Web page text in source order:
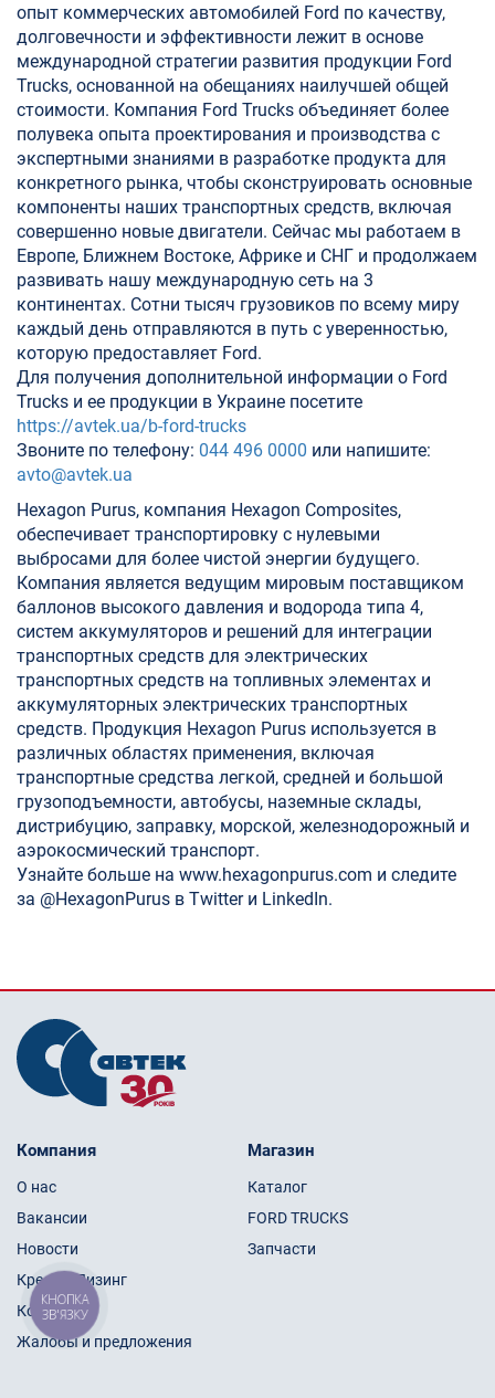
опыт коммерческих автомобилей Ford по качеству,
долговечности и эффективности лежит в основе
международной стратегии развития продукции Ford
Trucks, основанной на обещаниях наилучшей общей
стоимости. Компания Ford Trucks объединяет более
полувека опыта проектирования и производства с
экспертными знаниями в разработке продукта для
конкретного рынка, чтобы сконструировать основные
компоненты наших транспортных средств, включая
совершенно новые двигатели. Сейчас мы работаем в
Европе, Ближнем Востоке, Африке и СНГ и продолжаем
развивать нашу международную сеть на 3
континентах. Сотни тысяч грузовиков по всему миру
каждый день отправляются в путь с уверенностью,
которую предоставляет Ford.
Для получения дополнительной информации о Ford
Trucks и ее продукции в Украине посетите
https://avtek.ua/b-ford-trucks
Звоните по телефону: 044 496 0000 или напишите:
avto@avtek.ua
Hexagon Purus, компания Hexagon Composites,
обеспечивает транспортировку с нулевыми
выбросами для более чистой энергии будущего.
Компания является ведущим мировым поставщиком
баллонов высокого давления и водорода типа 4,
систем аккумуляторов и решений для интеграции
транспортных средств для электрических
транспортных средств на топливных элементах и
аккумуляторных электрических транспортных
средств. Продукция Hexagon Purus используется в
различных областях применения, включая
транспортные средства легкой, средней и большой
грузоподъемности, автобусы, наземные склады,
дистрибуцию, заправку, морской, железнодорожный и
аэрокосмический транспорт.
Узнайте больше на www.hexagonpurus.com и следите
за @HexagonPurus в Twitter и LinkedIn.
Компания
О нас
Вакансии
Новости
Кредит/Лизинг
Контакты
Жалобы и предложения
Магазин
Каталог
FORD TRUCKS
Запчасти
КНОПКА
ЗВ'ЯЗКУ